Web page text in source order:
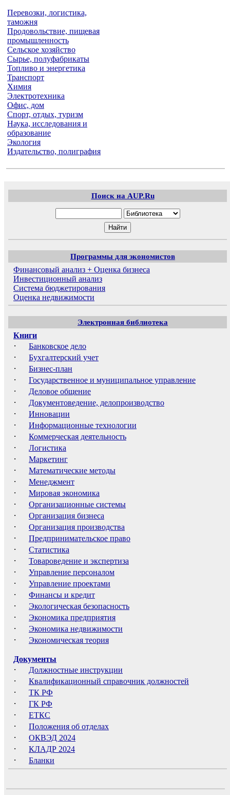
Перевозки, логистика,
таможня
Продовольствие, пищевая
промышленность
Сельское хозяйство
Сырье, полуфабрикаты
Топливо и энергетика
Транспорт
Химия
Электротехника
Офис, дом
Спорт, отдых, туризм
Наука, исследования и
образование
Экология
Издательство, полиграфия
Поиск на AUP.Ru
Программы для экономистов
Финансовый анализ + Оценка бизнеса
Инвестиционный анализ
Система бюджетирования
Оценка недвижимости
Электронная библиотека
Книги
· Банковское дело
· Бухгалтерский учет
· Бизнес-план
· Государственное и муниципальное управление
· Деловое общение
· Документоведение, делопроизводство
· Инновации
· Информационные технологии
· Коммерческая деятельность
· Логистика
· Маркетинг
· Математические методы
· Менеджмент
· Мировая экономика
· Организационные системы
· Организация бизнеса
· Организация производства
· Предпринимательское право
· Статистика
· Товароведение и экспертиза
· Управление персоналом
· Управление проектами
· Финансы и кредит
· Экологическая безопасность
· Экономика предприятия
· Экономика недвижимости
· Экономическая теория
Документы
· Должностные инструкции
· Квалификационный справочник должностей
· ТК РФ
· ГК РФ
· ЕТКС
· Положения об отделах
· ОКВЭД 2024
· КЛАДР 2024
· Бланки